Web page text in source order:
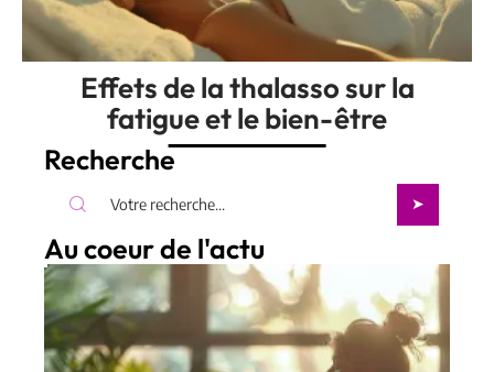
Effets de la thalasso sur la
fatigue et le bien-être
Recherche
Au coeur de l'actu